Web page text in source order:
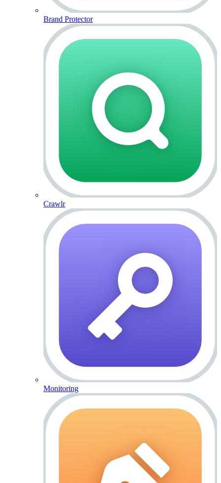
Brand Protector
Crawlr
Monitoring